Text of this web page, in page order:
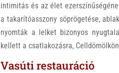
intimitás és az élet
a takarítóasszony söprögetése,
nyomták a lelket bizonyos
kellett a csatlakozásra,
Vasúti restauráció